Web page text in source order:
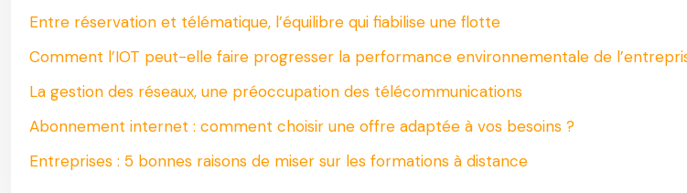
Entre réservation et télématique, l’équilibre qui fiabilise une flotte
Comment l’IOT peut-elle faire progresser la performance environnementale de
La gestion des réseaux, une préoccupation des télécommunications
Abonnement internet : comment choisir une offre adaptée à vos besoins ?
Entreprises : 5 bonnes raisons de miser sur les formations à distance